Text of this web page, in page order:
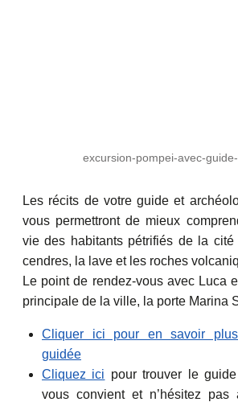
excursion-pompei-avec-
Les récits de votre guide et
vous permettront de mieux
vie des habitants pétrifiés de la
cendres, la lave et les roches
Le point de rendez-vous avec Luca
principale de la ville, la porte Marina
Cliquer ici pour en savoir
guidée
Cliquez ici pour trouver le
vous convient et n’hésitez